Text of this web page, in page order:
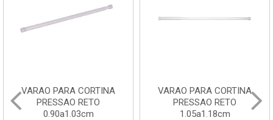
VARAO PARA CORTINA
PRESSAO RETO
0.90a1.03cm
VARAO PARA CORTINA
PRESSAO RETO
1.05a1.18cm